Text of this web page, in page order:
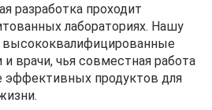
разработка проходит
лабораториях. Нашу
и врачи, чья совместная работа
эффективных продуктов для